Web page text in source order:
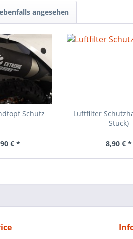
angesehen
Schutz
€ *
Luftfilter
Stück)
8,90 € *